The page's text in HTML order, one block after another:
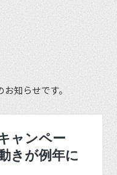
知らせです。